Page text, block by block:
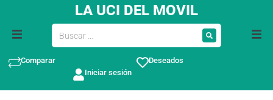
LA UCI DEL MOVIL
Comparar
Deseados
Iniciar sesión